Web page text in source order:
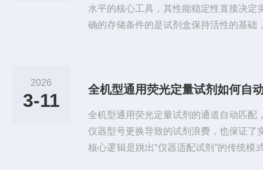
水平的核心工具，其性能稳定性直接决定
确的存储条件的是试剂盒保持活性的基础
生降解或失效。多数试剂盒需在-20℃
2026
3-11
全机型通用荧光定量试剂的通道自动匹配
仪器型号更换导致的试剂浪费，也保证了
核心逻辑是跳出“仪器适配试剂”的传统模